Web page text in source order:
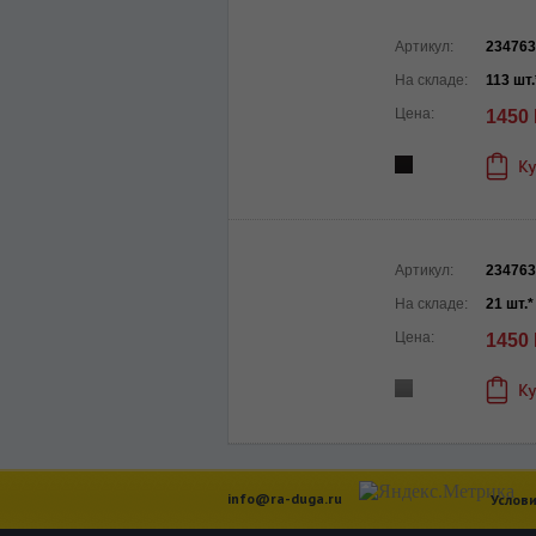
Артикул:
На складе:
113
Цена:
1450
Артикул:
На складе:
21 шт.*
Цена:
1450
info@ra-duga.ru